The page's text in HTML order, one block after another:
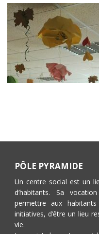
PÔLE PYRAMIDE
Un centre social est un
d’habitants. Sa
permettre aux
initiatives, d’être un lieu
vie.